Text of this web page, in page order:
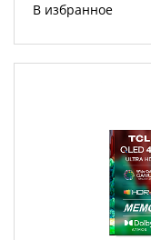
В избранное